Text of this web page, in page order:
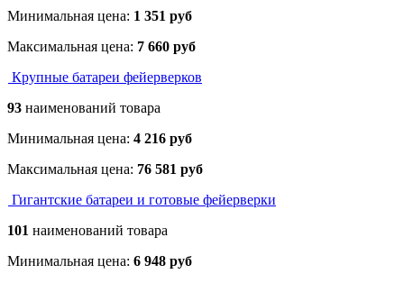
Минимальная цена: 1 351 руб
Максимальная цена: 7 660 руб
Крупные батареи фейерверков
93 наименований товара
Минимальная цена: 4 216 руб
Максимальная цена: 76 581 руб
Гигантские батареи и готовые фейерверки
101 наименований товара
Минимальная цена: 6 948 руб